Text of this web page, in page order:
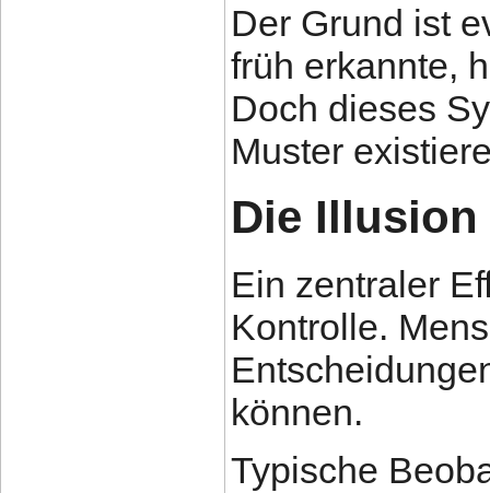
Der Grund ist
früh erkannte,
Doch dieses
Muster
Die
Ein zentraler
Kontrolle.
können.
Typische